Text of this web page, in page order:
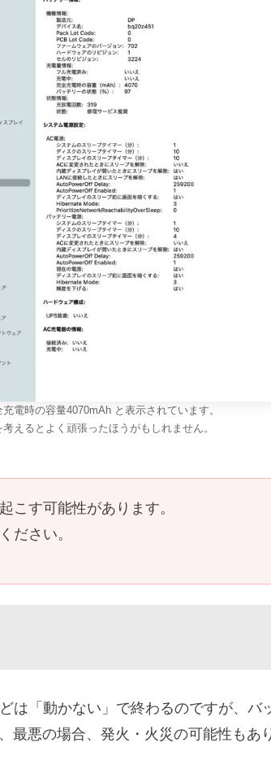
電時の容量4070mAh と表示されています。
えるとよく頑張ったほうがもしれません。
こす可能性があります。
ださい。
は「動かない」で終わるのですが、バ
最悪の場合、発火・火災の可能性もあ